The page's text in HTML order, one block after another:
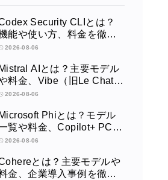
Security CLIとは？
能や使い方、料金を徹底
説
2026-08-06
Mistral AIとは？主要モデル
料金、Vibe（旧Le Chat）
使い方を解説
2026-08-06
Microsoft Phiとは？モデル
覧や料金、Copilot+ PCで
活用を徹底解説
2026-08-06
とは？主要モデルや
金、企業導入事例を徹底